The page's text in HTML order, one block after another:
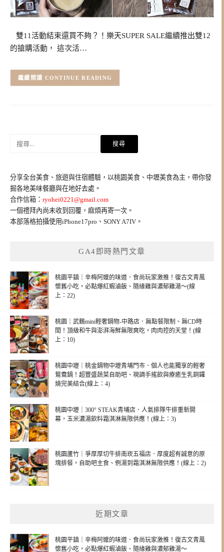
雙11活動結束還買不夠？！樂天SUPER SALE繼續推出雙12
的搶購活動， 這次活…
CONTINUE READING
字:
分享全台美食、旅遊與住宿體驗，以桃園美食、中壢美食為主，帶你發
掘各地美味餐廳與在地好去處。
合作信箱： ryohei0221@gmail.com
一個禮拜內尚未收到回覆，麻煩再寄一次。
本部落格拍攝使用iPhone17pro、SONY A7IV。
GA4即時熱門文章
桃園平鎮｜辛梅阿嬤的味道．食尚玩家激推！復古文青風
懷舊小吃，必點爆紅蝦滷飯、隨緣雞與濃郁雞湯～(線
上：22)
桃園｜武鶴mini輕奢鍋物-中路店．無點餐限制、無CD時
間！頂級和牛與澎湃海鮮無限爽吃，肉肉控的天堂！(線
上：10)
桃園中壢｜桃金鍋物中壢青埔門市．個人也能獨享的輕奢
鴛鴦鍋！超豐盛蔬菜自助吧、現調手搖飲與療癒生乳銅鑼
燒完美結合(線上：4)
桃園中壢｜300° STEAK青埔店．人氣排隊牛排重新開
幕，玉米濃湯飲料霜淇淋無限供應！(線上：3)
桃園蘆竹｜爭厚厚切牛排南崁五福店．厚度超有誠意的原
塊排餐，自助吧主食、例湯到霜淇淋無限供應！(線上：2)
近期文章
桃園平鎮｜辛梅阿嬤的味道．食尚玩家激推！復古文青風
懷舊小吃，必點爆紅蝦滷飯、隨緣雞與濃郁雞湯～